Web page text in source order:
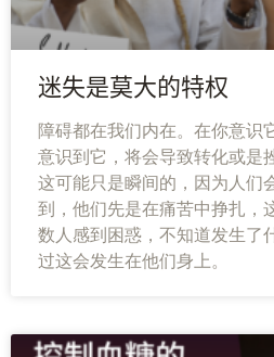
迷失是莫大的特权
障碍都在我们内在。在你意识
意识到它，将会导致转化或是
这可能只是瞬间的，因为人们
到，他们先是在痛苦中挣扎，
数人感到困惑，不知道发生了
过这会发生在他们身上。